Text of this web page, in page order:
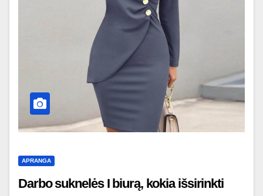
APRANGA
Darbo suknelės I biurą, kokia išsirinkti